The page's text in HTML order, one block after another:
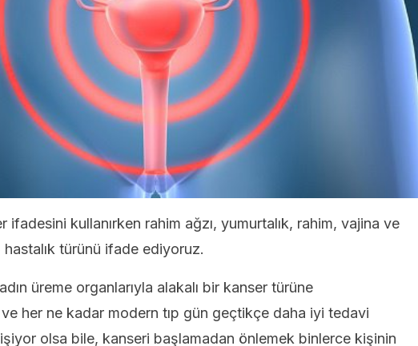
ifadesini kullanırken rahim ağzı, yumurtalık, rahim, vajina ve
hastalık türünü ifade ediyoruz.
üreme organlarıyla alakalı bir kanser türüne
her ne kadar modern tıp gün geçtikçe daha iyi tedavi
olsa bile, kanseri başlamadan önlemek binlerce kişinin